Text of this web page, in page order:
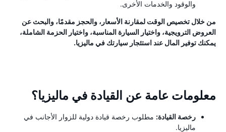
والوقود والخدمات الأخرى.
من خلال تخصيص الوقت لمقارنة الأسعار، والحجز مقدمًا، والبحث عن
العروض الترويجية، واختيار السيارة المناسبة، واختيار الحزمة الشاملة،
يمكنك توفير المال عند استئجار سيارتك في ماليزيا.
معلومات عامة عن القيادة في ماليزيا؟
رخصة القيادة: مطلوب رخصة قيادة دولية للزوار الأجانب في
ماليزيا.